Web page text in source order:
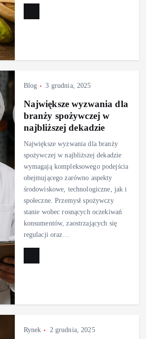
Blog 3 grudnia, 2025
Największe wyzwania dla
branży spożywczej w
najbliższej dekadzie
Największe wyzwania dla branży
spożywczej w najbliższej dekadzie
wymagają kompleksowego podejścia
obejmującego zarówno aspekty
środowiskowe, technologiczne, jak i
społeczne. Przemysł spożywczy
stanie wobec rosnących oczekiwań
konsumentów, zaostrzających się
regulacji oraz…
Rynek 2 grudnia, 2025